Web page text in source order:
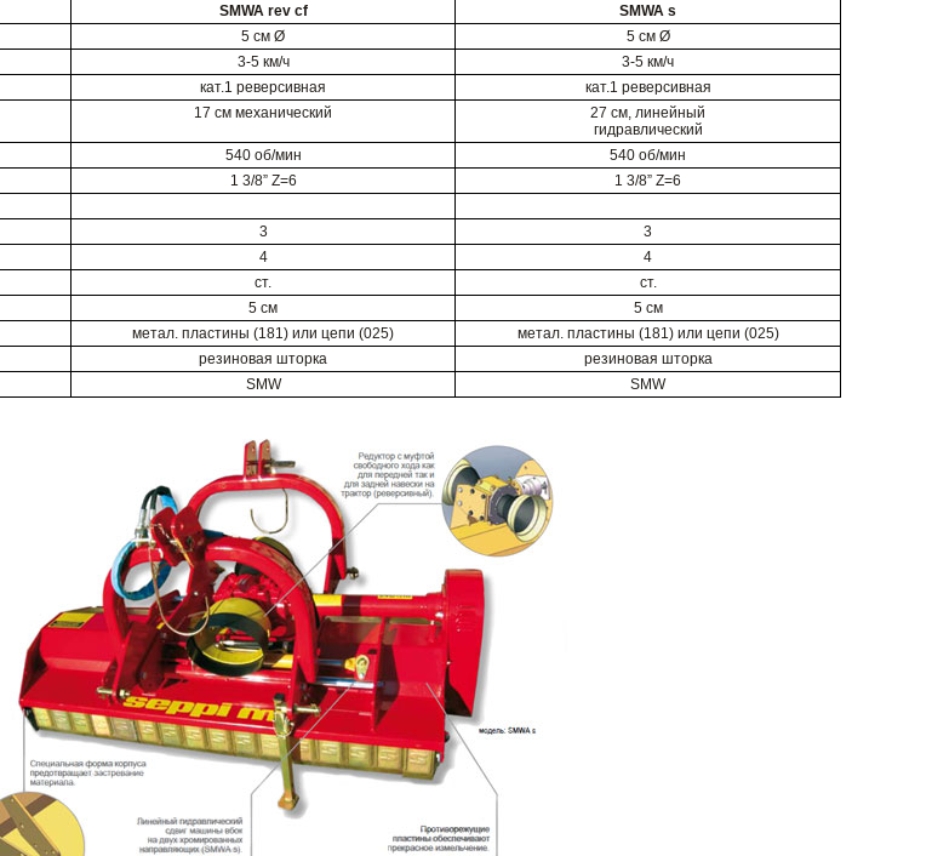
SMWA rev cf
SMWA s
5 см Ø
5 см Ø
3-5 км/ч
3-5 км/ч
кат.1 реверсивная
кат.1 реверсивная
17 см механический
27 см, линейный
гидравлический
540 об/мин
540 об/мин
1 3/8” Z=6
1 3/8” Z=6
3
3
4
4
ст.
ст.
5 см
5 см
метал. пластины (181) или цепи (025)
метал. пластины (181) или цепи (025)
резиновая шторка
резиновая шторка
SMW
SMW